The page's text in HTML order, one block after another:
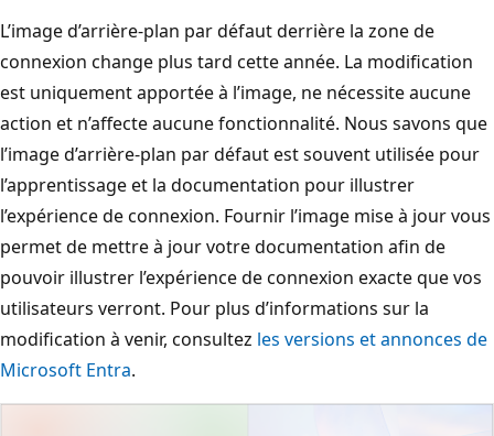
L’image d’arrière-plan par défaut derrière la zone de
connexion change plus tard cette année. La modification
est uniquement apportée à l’image, ne nécessite aucune
action et n’affecte aucune fonctionnalité. Nous savons que
l’image d’arrière-plan par défaut est souvent utilisée pour
l’apprentissage et la documentation pour illustrer
l’expérience de connexion. Fournir l’image mise à jour vous
permet de mettre à jour votre documentation afin de
pouvoir illustrer l’expérience de connexion exacte que vos
utilisateurs verront. Pour plus d’informations sur la
modification à venir, consultez les versions et annonces de
Microsoft Entra.